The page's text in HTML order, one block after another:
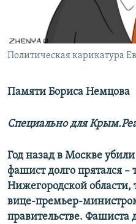
ПОБЕДИТЕЛЕЙ НЕ СУДЯТ?
КРЫМ.НЕПОКОРЕННЫЙ
ELIFBE
ПРИСОЕДИНЯЙТЕСЬ!
Все сайты RFE/RL
Политическая карикатура
Памяти Бориса Немцова
Специально для
Год назад в Москве
фашист долго прятался –
Нижегородской
вице-премьер-
правительстве. Фашиста